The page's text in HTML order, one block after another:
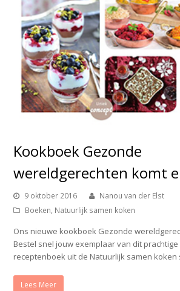
Kookboek Gezonde
wereldgerechten komt
9 oktober 2016
Nanou van der Elst
Boeken, Natuurlijk samen koken
Ons nieuwe kookboek Gezonde
Bestel snel jouw exemplaar van dit
receptenboek uit de Natuurlijk samen koken
Lees Meer